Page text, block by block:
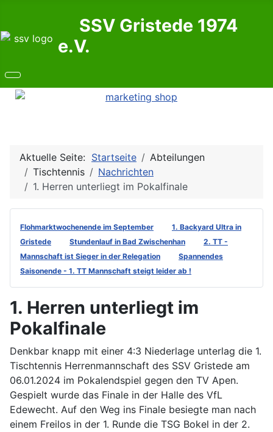
SSV Gristede 1974
e.V.
Aktuelle Seite: Startseite
Abteilungen
Tischtennis
Nachrichten
1. Herren unterliegt im Pokalfinale
Flohmarktwochenende im September
1. Backyard Ultra in
Gristede
Stundenlauf in Bad Zwischenhan
2. TT -
Mannschaft ist Sieger in der Relegation
Spannendes
Saisonende - 1. TT Mannschaft steigt leider ab !
1. Herren unterliegt im
Pokalfinale
Denkbar knapp mit einer 4:3 Niederlage unterlag die 1.
Tischtennis Herrenmannschaft des SSV Gristede am
06.01.2024 im Pokalendspiel gegen den TV Apen.
Gespielt wurde das Finale in der Halle des VfL
Edewecht. Auf den Weg ins Finale besiegte man nach
einem Freilos in der 1. Runde die TSG Bokel in der 2.